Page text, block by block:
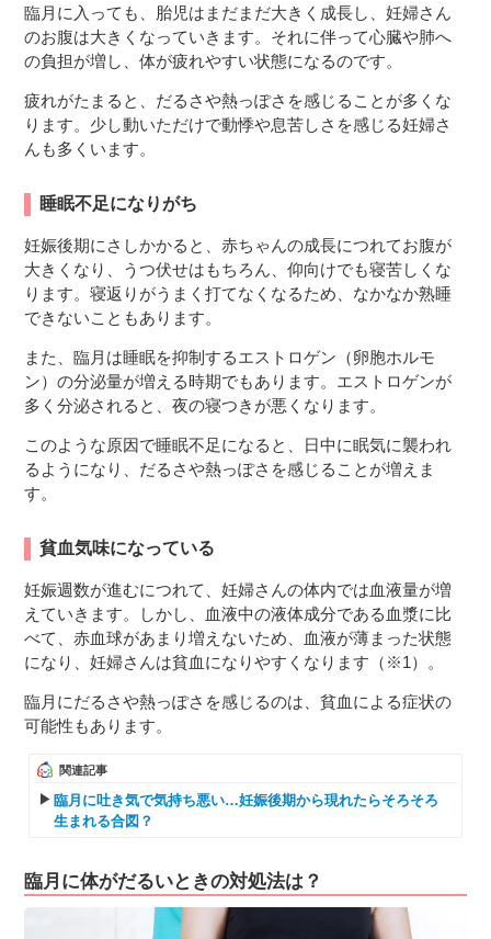
臨月に入っても、胎児はまだまだ大きく成長し、妊婦さん
のお腹は大きくなっていきます。それに伴って心臓や肺へ
の負担が増し、体が疲れやすい状態になるのです。
疲れがたまると、だるさや熱っぽさを感じることが多くな
ります。少し動いただけで動悸や息苦しさを感じる妊婦さ
んも多くいます。
睡眠不足になりがち
妊娠後期にさしかかると、赤ちゃんの成長につれてお腹が
大きくなり、うつ伏せはもちろん、仰向けでも寝苦しくな
ります。寝返りがうまく打てなくなるため、なかなか熟睡
できないこともあります。
また、臨月は睡眠を抑制するエストロゲン（卵胞ホルモ
ン）の分泌量が増える時期でもあります。エストロゲンが
多く分泌されると、夜の寝つきが悪くなります。
このような原因で睡眠不足になると、日中に眠気に襲われ
るようになり、だるさや熱っぽさを感じることが増えま
す。
貧血気味になっている
妊娠週数が進むにつれて、妊婦さんの体内では血液量が増
えていきます。しかし、血液中の液体成分である血漿に比
べて、赤血球があまり増えないため、血液が薄まった状態
になり、妊婦さんは貧血になりやすくなります（※1）。
臨月にだるさや熱っぽさを感じるのは、貧血による症状の
可能性もあります。
関連記事
臨月に吐き気で気持ち悪い…妊娠後期から現れたらそろそろ
生まれる合図？
臨月に体がだるいときの対処法は？